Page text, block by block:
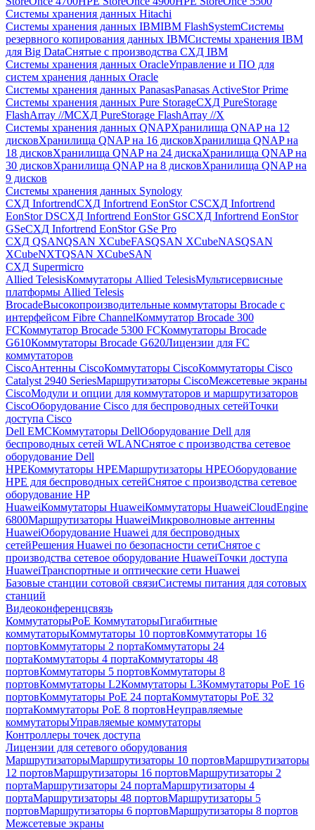
Системы хранения данных Hitachi
Системы хранения данных IBMIBM FlashSystemСистемы
резервного копирования данных IBMСистемы хранения IBM
для Big DataСнятые с производства СХД IBM
Системы хранения данных OracleУправление и ПО для
систем хранения данных Oracle
Системы хранения данных PanasasPanasas ActiveStor Prime
Системы хранения данных Pure StorageСХД PureStorage
FlashArray //MСХД PureStorage FlashArray //X
Системы хранения данных QNAPХранилища QNAP на 12
дисковХранилища QNAP на 16 дисковХранилища QNAP на
18 дисковХранилища QNAP на 24 дискаХранилища QNAP на
30 дисковХранилища QNAP на 8 дисковХранилища QNAP на
9 дисков
Системы хранения данных Synology
СХД InfortrendСХД Infortrend EonStor CSСХД Infortrend
EonStor DSСХД Infortrend EonStor GSСХД Infortrend EonStor
GSeСХД Infortrend EonStor GSe Pro
СХД QSANQSAN XCubeFASQSAN XCubeNASQSAN
XCubeNXTQSAN XCubeSAN
СХД Supermicro
Allied TelesisКоммутаторы Allied TelesisМультисервисные
платформы Allied Telesis
BrocadeВысокопроизводительные коммутаторы Brocade с
интерфейсом Fibre ChannelКоммутатор Brocade 300
FCКоммутатор Brocade 5300 FCКоммутаторы Brocade
G610Коммутаторы Brocade G620Лицензии для FC
коммутаторов
CiscoАнтенны CiscoКоммутаторы CiscoКоммутаторы Cisco
Catalyst 2940 SeriesМаршрутизаторы CiscoМежсетевые экраны
CiscoМодули и опции для коммутаторов и маршрутизаторов
CiscoОборудование Cisco для беспроводных сетейТочки
доступа Cisco
Dell EMCКоммутаторы DellОборудование Dell для
беспроводных сетей WLANСнятое с производства сетевое
оборудование Dell
HPEКоммутаторы HPEМаршрутизаторы HPEОборудование
HPE для беспроводных сетейСнятое с производства сетевое
оборудование HP
HuaweiКоммутаторы HuaweiКоммутаторы HuaweiCloudEngine
6800Маршрутизаторы HuaweiМикроволновые антенны
HuaweiОборудование Huawei для беспроводных
сетейРешения Huawei по безопасности сетиСнятое с
производства сетевое оборудование HuaweiТочки доступа
HuaweiТранспортные и оптические сети Huawei
Базовые станции сотовой связиСистемы питания для сотовых
станций
Видеоконференцсвязь
КоммутаторыPoE КоммутаторыГигабитные
коммутаторыКоммутаторы 10 портовКоммутаторы 16
портовКоммутаторы 2 портаКоммутаторы 24
портаКоммутаторы 4 портаКоммутаторы 48
портовКоммутаторы 5 портовКоммутаторы 8
портовКоммутаторы L2Коммутаторы L3Коммутаторы PoE 16
портовКоммутаторы PoE 24 портаКоммутаторы PoE 32
портаКоммутаторы PoE 8 портовНеуправляемые
коммутаторыУправляемые коммутаторы
Контроллеры точек доступа
Лицензии для сетевого оборудования
МаршрутизаторыМаршрутизаторы 10 портовМаршрутизаторы
12 портовМаршрутизаторы 16 портовМаршрутизаторы 2
портаМаршрутизаторы 24 портаМаршрутизаторы 4
портаМаршрутизаторы 48 портовМаршрутизаторы 5
портовМаршрутизаторы 6 портовМаршрутизаторы 8 портов
Межсетевые экраны